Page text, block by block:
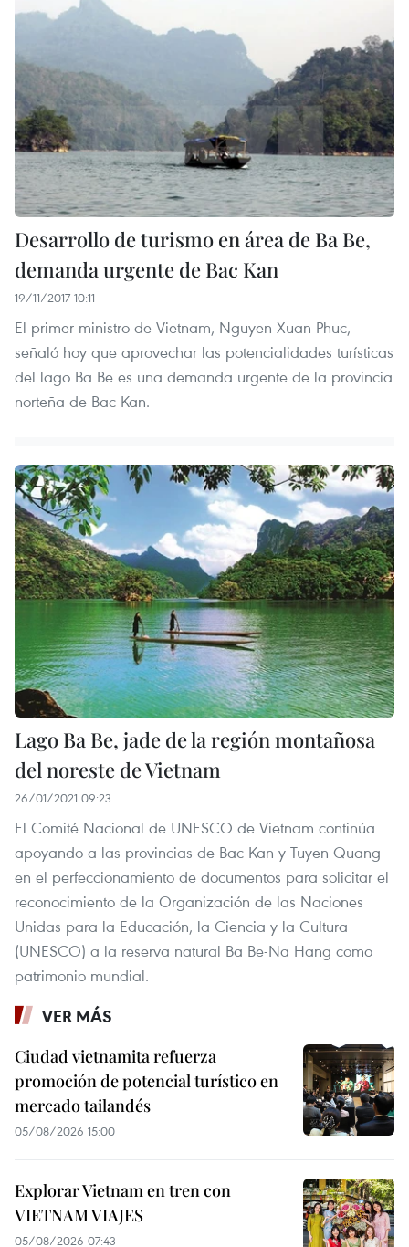
Desarrollo de turismo en área de Ba Be,
demanda urgente de Bac Kan
19/11/2017 10:11
El primer ministro de Vietnam, Nguyen Xuan Phuc,
señaló hoy que aprovechar las potencialidades turísticas
del lago Ba Be es una demanda urgente de la provincia
norteña de Bac Kan.
Lago Ba Be, jade de la región montañosa
del noreste de Vietnam
26/01/2021 09:23
El Comité Nacional de UNESCO de Vietnam continúa
apoyando a las provincias de Bac Kan y Tuyen Quang
en el perfeccionamiento de documentos para solicitar el
reconocimiento de la Organización de las Naciones
Unidas para la Educación, la Ciencia y la Cultura
(UNESCO) a la reserva natural Ba Be-Na Hang como
patrimonio mundial.
VER MÁS
Ciudad vietnamita refuerza
promoción de potencial turístico en
mercado tailandés
05/08/2026 15:00
Explorar Vietnam en tren con
VIETNAM VIAJES
05/08/2026 07:43